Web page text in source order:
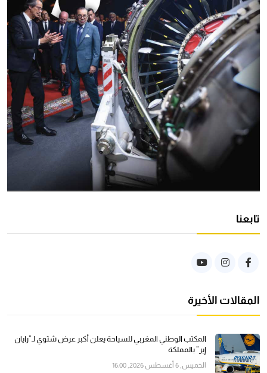
تابعنا
المقالات الأخيرة
المكتب الوطني المغربي للسياحة يعلن أكبر عرض شتوي لـ”رايان
إير” بالمملكة
الخميس, 6 أغسطس 2026, 16:00